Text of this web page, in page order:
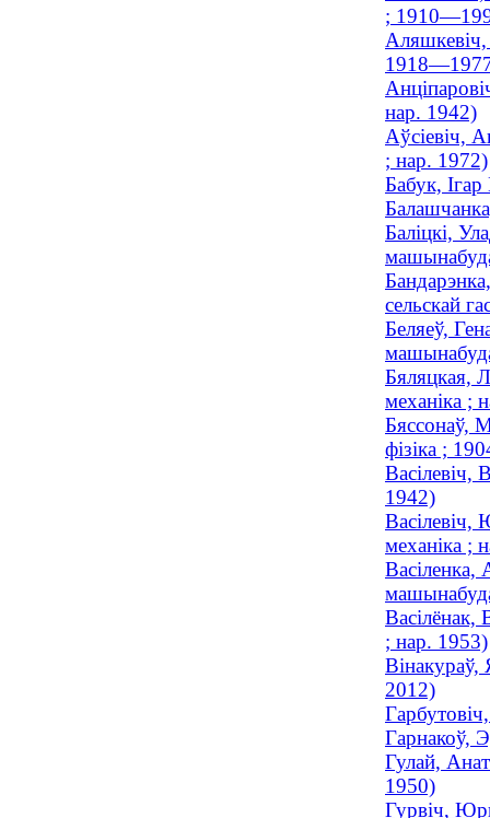
;
Аляшкевіч,
нар. 1942)
Аўсіевіч,
; нар. 1972)
Бабук,
Баліцкі,
сельскай
Беляеў,
Бяляцкая,
механіка ;
Бяссонаў,
фізіка ;
Васілевіч,
1942)
Васілевіч,
механіка ;
Васіленка,
Васілёнак,
; нар. 1953)
Вінакураў,
2012)
Гарнакоў,
Гулай,
1950)
Гурвіч,